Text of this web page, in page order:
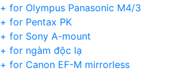
+ for Olympus Panasonic M4/3
+ for Pentax PK
+ for Sony A-mount
+ for ngàm độc lạ
+ for Canon EF-M mirrorless